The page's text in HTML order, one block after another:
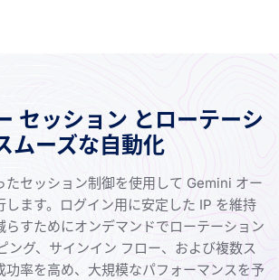
セッション とローテーシ
ムーズな自動化
たセッション制御を使用して Gemini オー
します。ログイン用に安定した IP を維持
らすためにオンデマンドでローテーション
ング、サインイン フロー、および複数ス
功率を高め、大規模なパフォーマンスを予